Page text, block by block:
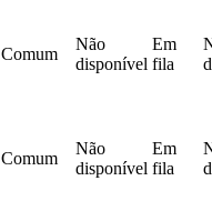
Comum
Não
disponível
Em
fila
Comum
Não
disponível
Em
fila